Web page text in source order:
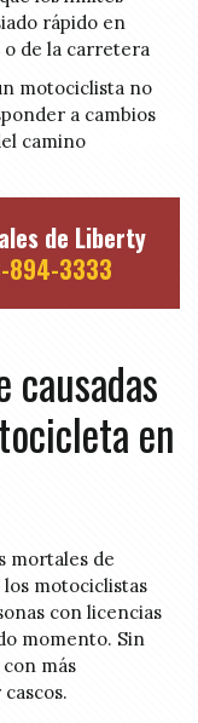
rápido en
o de la carretera
motociclista no
a cambios
camino
de Liberty
894-3333
causadas
en
mortales de
motociclistas
con licencias
momento. Sin
más